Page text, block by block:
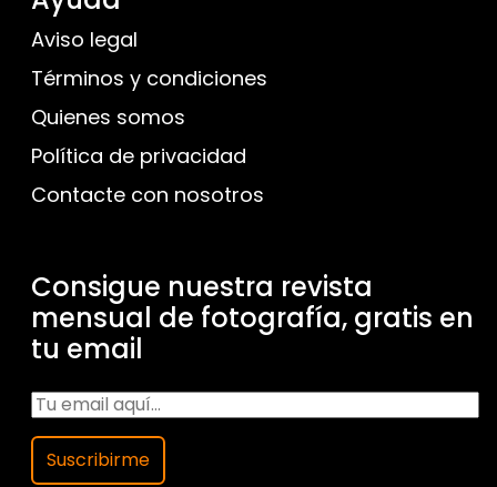
Aviso legal
Términos y condiciones
Quienes somos
Política de privacidad
Contacte con nosotros
Consigue nuestra revista
mensual de fotografía, gratis en
tu email
Suscribirme